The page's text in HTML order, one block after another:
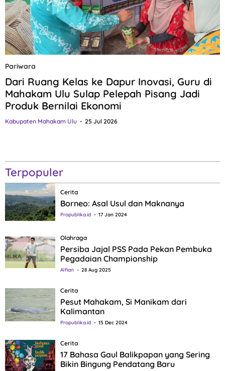
Pariwara
Dari Ruang Kelas ke Dapur Inovasi, Guru di
Mahakam Ulu Sulap Pelepah Pisang Jadi
Produk Bernilai Ekonomi
Kabupaten Mahakam Ulu 25 Jul 2026
Terpopuler
Cerita
Borneo: Asal Usul dan Maknanya
Propublika.id 17 Jan 2024
Olahraga
Persiba Jajal PSS Pada Pekan Pembuka
Pegadaian Championship
Alfian 28 Aug 2025
Cerita
Pesut Mahakam, Si Manikam dari
Kalimantan
Propublika.id 15 Dec 2024
Cerita
17 Bahasa Gaul Balikpapan yang Sering
Bikin Bingung Pendatang Baru